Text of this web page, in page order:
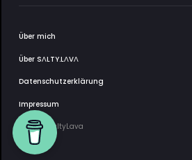
Über mich
Über SΛLTY.LΛVΛ
Datenschutzerklärung
Impressum
2025 © SaltyLava